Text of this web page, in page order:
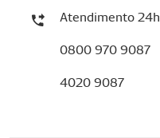
Atendimento 24h
0800 970 9087
4020 9087